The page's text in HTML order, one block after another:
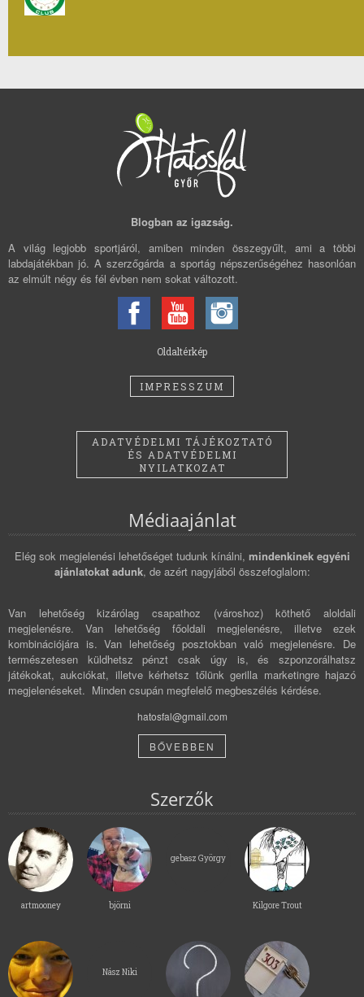
Blogban az igazság.
A világ legjobb sportjáról, amiben minden összegyűlt, ami a többi
labdajátékban jó. A szerzőgárda a sportág népszerűségéhez hasonlóan
az elmúlt négy és fél évben nem sokat változott.
Oldaltérkép
IMPRESSZUM
ADATVÉDELMI TÁJÉKOZTATÓ
ÉS ADATVÉDELMI
NYILATKOZAT
Médiaajánlat
Elég sok megjelenési lehetőséget tudunk kínálni, mindenkinek egyéni
ajánlatokat adunk, de azért nagyjából összefoglalom:
Van lehetőség kizárólag csapathoz (városhoz) köthető aloldali
megjelenésre. Van lehetőség főoldali megjelenésre, illetve ezek
kombinációjára is. Van lehetőség posztokban való megjelenésre. De
természetesen küldhetsz pénzt csak úgy is, és szponzorálhatsz
játékokat, aukciókat, illetve kérhetsz tőlünk gerilla marketingre hajazó
megjelenéseket. Minden csupán megfelelő megbeszélés kérdése.
hatosfal@gmail.com
BŐVEBBEN
Szerzők
artmooney björni
gebasz György
Kilgore Trout
Nász Niki